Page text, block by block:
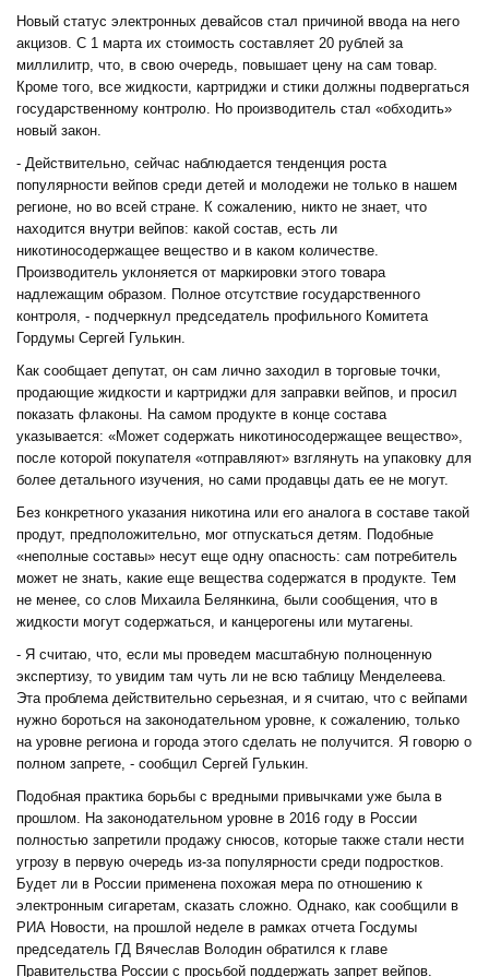
Новый статус электронных девайсов стал причиной ввода на него
акцизов. С 1 марта их стоимость составляет 20 рублей за
миллилитр, что, в свою очередь, повышает цену на сам товар.
Кроме того, все жидкости, картриджи и стики должны подвергаться
государственному контролю. Но производитель стал «обходить»
новый закон.
- Действительно, сейчас наблюдается тенденция роста
популярности вейпов среди детей и молодежи не только в нашем
регионе, но во всей стране. К сожалению, никто не знает, что
находится внутри вейпов: какой состав, есть ли
никотиносодержащее вещество и в каком количестве.
Производитель уклоняется от маркировки этого товара
надлежащим образом. Полное отсутствие государственного
контроля, - подчеркнул председатель профильного Комитета
Гордумы Сергей Гулькин.
Как сообщает депутат, он сам лично заходил в торговые точки,
продающие жидкости и картриджи для заправки вейпов, и просил
показать флаконы. На самом продукте в конце состава
указывается: «Может содержать никотиносодержащее вещество»,
после которой покупателя «отправляют» взглянуть на упаковку для
более детального изучения, но сами продавцы дать ее не могут.
Без конкретного указания никотина или его аналога в составе такой
продут, предположительно, мог отпускаться детям. Подобные
«неполные составы» несут еще одну опасность: сам потребитель
может не знать, какие еще вещества содержатся в продукте. Тем
не менее, со слов Михаила Белянкина, были сообщения, что в
жидкости могут содержаться, и канцерогены или мутагены.
- Я считаю, что, если мы проведем масштабную полноценную
экспертизу, то увидим там чуть ли не всю таблицу Менделеева.
Эта проблема действительно серьезная, и я считаю, что с вейпами
нужно бороться на законодательном уровне, к сожалению, только
на уровне региона и города этого сделать не получится. Я говорю о
полном запрете, - сообщил Сергей Гулькин.
Подобная практика борьбы с вредными привычками уже была в
прошлом. На законодательном уровне в 2016 году в России
полностью запретили продажу снюсов, которые также стали нести
угрозу в первую очередь из-за популярности среди подростков.
Будет ли в России применена похожая мера по отношению к
электронным сигаретам, сказать сложно. Однако, как сообщили в
РИА Новости, на прошлой неделе в рамках отчета Госдумы
председатель ГД Вячеслав Володин обратился к главе
Правительства России с просьбой поддержать запрет вейпов.